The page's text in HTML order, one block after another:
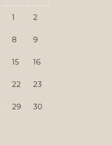
1 2
8 9
15 16
22 23
29 30